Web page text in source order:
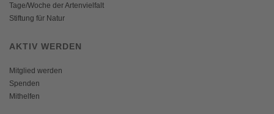
Tage/Woche der Artenvielfalt
Stiftung für Natur
AKTIV WERDEN
Mitglied werden
Spenden
Mithelfen